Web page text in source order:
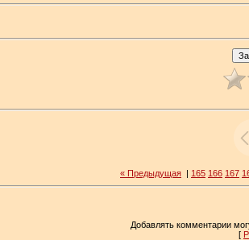
« Предыдущая 165 166 167
Добавлять комментарии
[